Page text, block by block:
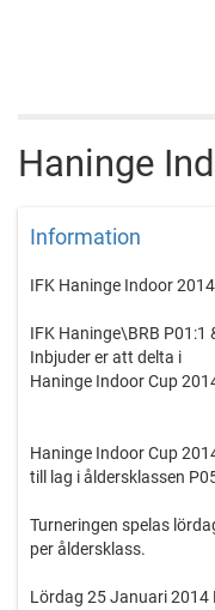
Haninge
Information
IFK Haninge Indoor 2014
IFK Haninge\BRB P01:1
Inbjuder er att delta i
Haninge Indoor Cup
Haninge Indoor Cup
till lag i åldersklassen
Turneringen spelas
per åldersklass.
Lördag 25 Januari 2014